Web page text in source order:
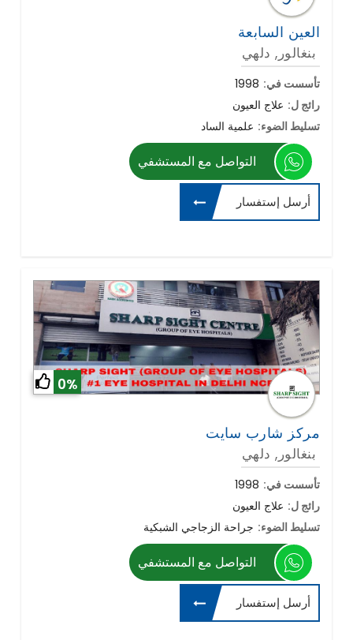
العين السابعة
بنغالور, دلهي
تأسست في: 1998
رائج ل: علاج العيون
تسليط الضوء: علمية الساد
التواصل مع المستشفي
أرسل إستفسار
0%
مركز شارب سايت
بنغالور, دلهي
تأسست في: 1998
رائج ل: علاج العيون
تسليط الضوء: جراحة الزجاجي الشبكية
التواصل مع المستشفي
أرسل إستفسار